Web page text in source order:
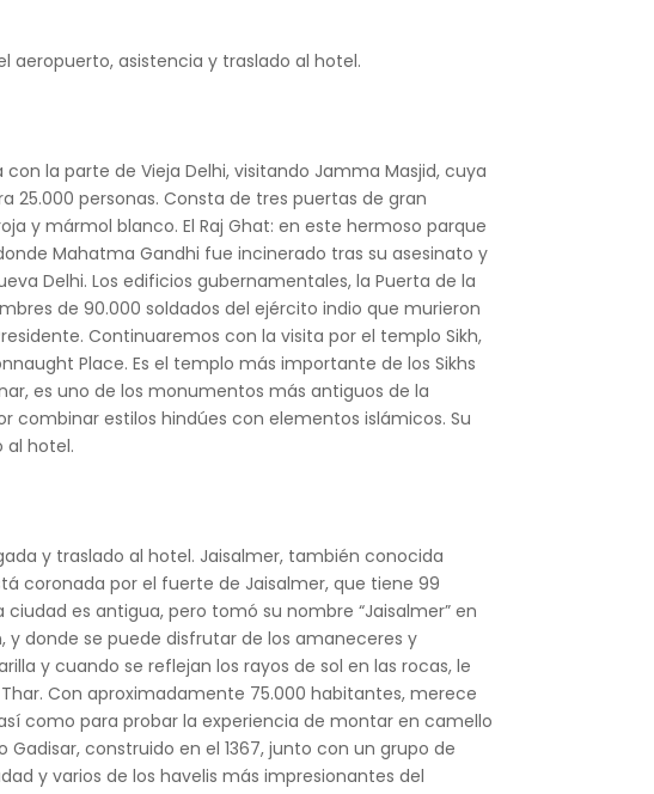
aeropuerto, asistencia y traslado al hotel.
la parte de Vieja Delhi, visitando Jamma Masjid, cuya
25.000 personas. Consta de tres puertas de gran
y mármol blanco. El Raj Ghat: en este hermoso parque
Mahatma Gandhi fue incinerado tras su asesinato y
Delhi. Los edificios gubernamentales, la Puerta de la
de 90.000 soldados del ejército indio que murieron
Continuaremos con la visita por el templo Sikh,
Place. Es el templo más importante de los Sikhs
es uno de los monumentos más antiguos de la
combinar estilos hindúes con elementos islámicos. Su
al hotel.
y traslado al hotel. Jaisalmer, también conocida
coronada por el fuerte de Jaisalmer, que tiene 99
es antigua, pero tomó su nombre “Jaisalmer” en
y donde se puede disfrutar de los amaneceres y
y cuando se reflejan los rayos de sol en las rocas, le
Con aproximadamente 75.000 habitantes, merece
como para probar la experiencia de montar en camello
construido en el 1367, junto con un grupo de
y varios de los havelis más impresionantes del